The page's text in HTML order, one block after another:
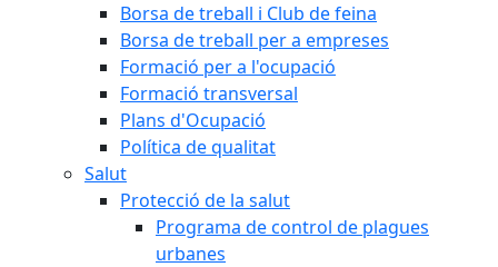
Borsa de treball i Club de feina
Borsa de treball per a empreses
Formació per a l'ocupació
Formació transversal
Plans d'Ocupació
Política de qualitat
Salut
Protecció de la salut
Programa de control de plagues
urbanes